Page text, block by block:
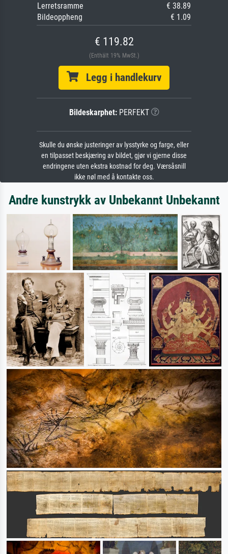
Lerretsramme
€ 38.89
Bildeoppheng
€ 1.09
€ 119.82
(Enthält 19% MwSt.)
Legg i handlekurv
Bildeskarphet:PERFEKT
Skulle du ønske justeringer av lysstyrke og farge, eller
en tilpasset beskjæring av bildet, gjør vi gjerne disse
endringene uten ekstra kostnad for deg. Værsåsnill
ikke nøl med å kontakte oss.
Andre kunstrykk av Unbekannt Unbekannt